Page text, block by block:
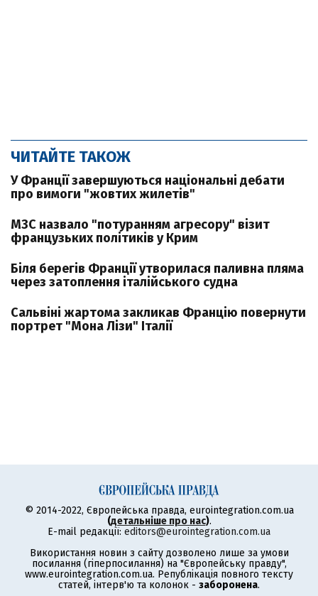
ЧИТАЙТЕ ТАКОЖ
У Франції завершуються національні дебати
про вимоги "жовтих жилетів"
МЗС назвало "потуранням агресору" візит
французьких політиків у Крим
Біля берегів Франції утворилася паливна пляма
через затоплення італійського судна
Cальвіні жартома закликав Францію повернути
портрет "Мона Лізи" Італії
© 2014-2022, Європейська правда, eurointegration.com.ua
(детальніше про нас).
E-mail редакції: editors@eurointegration.com.ua
Використання новин з сайту дозволено лише за умови
посилання (гіперпосилання) на "Європейську правду",
www.eurointegration.com.ua. Републікація повного тексту
статей, інтерв'ю та колонок - заборонена.